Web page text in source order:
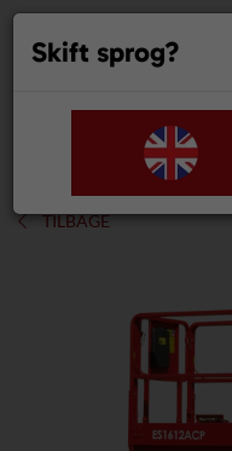
TILBAGE
Skift sprog?